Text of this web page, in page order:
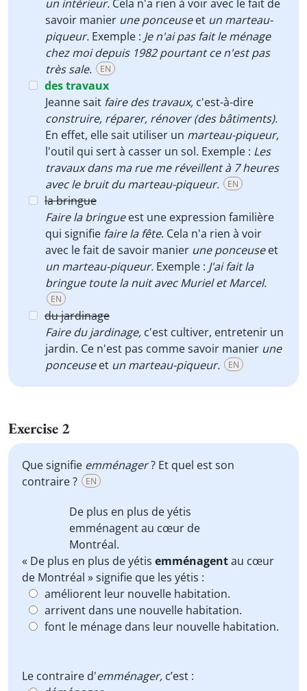
un intérieur. Cela n'a rien à voir avec le fait de
savoir manier une ponceuseet un marteau-
piqueur. Exemple : Je n'ai pas fait le ménage
chez moi depuis 1982 pourtant ce n'est pas
très sale.
EN
des travaux
Jeanne sait faire des travaux, c'est-à-dire
construire, réparer, rénover (des bâtiments).
En effet, elle sait utiliser un marteau-piqueur,
l'outil qui sert à casser un sol. Exemple : Les
travaux dans ma rue me réveillent à 7 heures
avec le bruit du marteau-piqueur.
EN
la bringue
Faire la bringueest une expression familière
qui signifie faire la fête. Cela n'a rien à voir
avec le fait de savoir manier une ponceuseet
un marteau-piqueur. Exemple : J'ai fait la
bringue toute la nuit avec Muriel et Marcel.
EN
du jardinage
Faire du jardinage, c'est cultiver, entretenir un
jardin. Ce n'est pas comme savoir manier une
ponceuseet un marteau-piqueur. EN
Exercise 2
Que signifie emménager? Et quel est son
contraire ?
EN
De plus en plus de yétis
emménagentau cœur de
Montréal.
« De plus en plus de yétis emménagentau cœur
de Montréal » signifie que les yétis :
améliorent leur nouvelle habitation.
arrivent dans une nouvelle habitation.
font le ménage dans leur nouvelle habitation.
Le contraire d'emménager, c’est :